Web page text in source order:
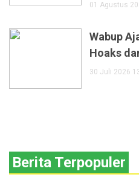
01 Agustus
Wabup
Hoaks
30 Juli 2026
Berita Terpopuler